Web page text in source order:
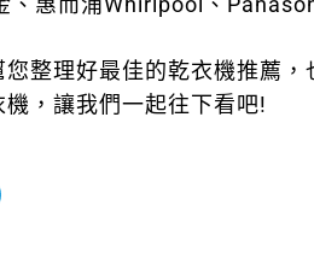
您整理好最佳的乾衣機推薦
，讓我們一起往下看吧!